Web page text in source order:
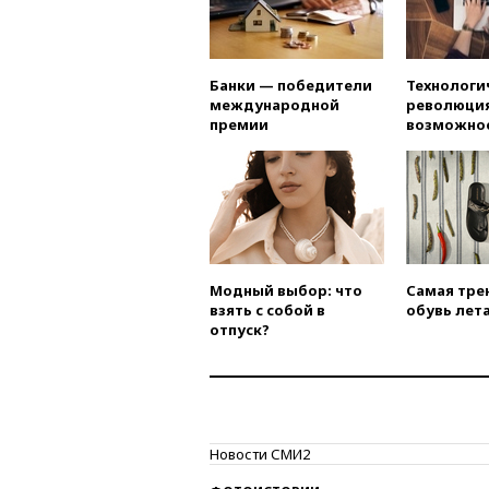
Банки — победители
международной
премии
Модный выбор: что
взять с собой в
отпуск?
Самая
обувь
Новости СМИ2